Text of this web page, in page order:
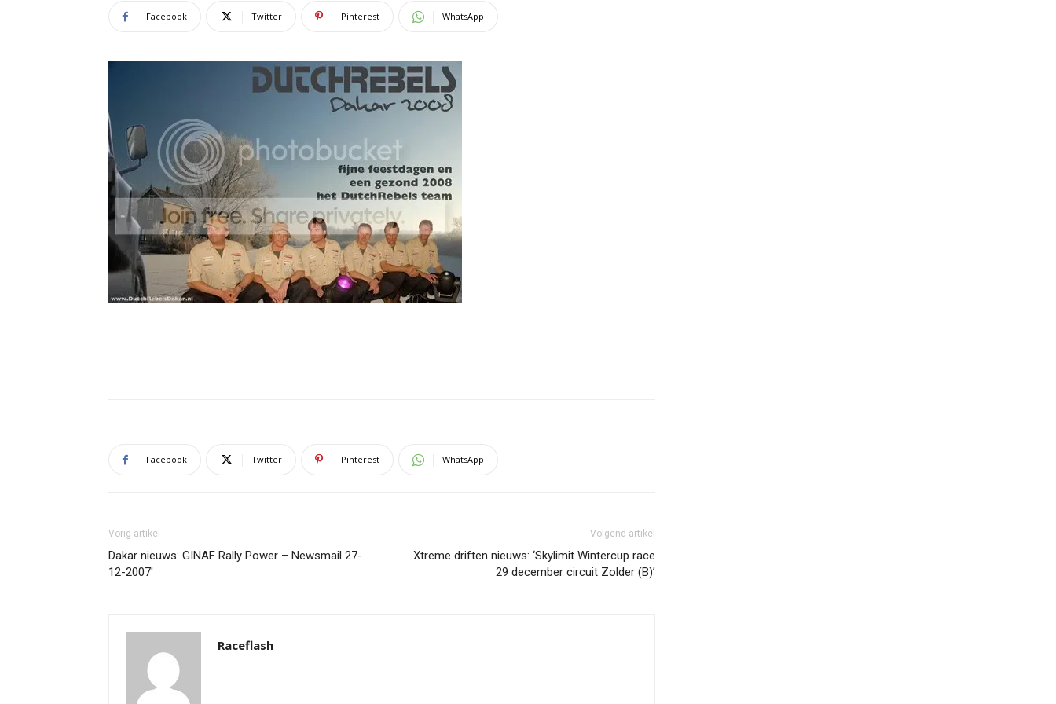
Facebook Twitter Pinterest WhatsApp
Facebook Twitter Pinterest WhatsApp
Vorig artikel
Dakar nieuws: GINAF Rally Power – Newsmail 27-
12-2007′
Volgend artikel
Xtreme driften nieuws: ‘Skylimit Wintercup race
29 december circuit Zolder (B)’
Raceflash